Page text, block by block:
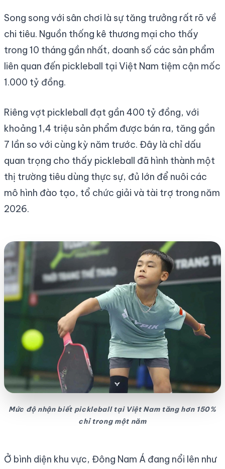
Song song với sân chơi là sự tăng trưởng rất rõ về
chi tiêu. Nguồn thống kê thương mại cho thấy
trong 10 tháng gần nhất, doanh số các sản phẩm
liên quan đến pickleball tại Việt Nam tiệm cận mốc
1.000 tỷ đồng.
Riêng vợt pickleball đạt gần 400 tỷ đồng, với
khoảng 1,4 triệu sản phẩm được bán ra, tăng gần
7 lần so với cùng kỳ năm trước. Đây là chỉ dấu
quan trọng cho thấy pickleball đã hình thành một
thị trường tiêu dùng thực sự, đủ lớn để nuôi các
mô hình đào tạo, tổ chức giải và tài trợ trong năm
2026.
Mức độ nhận biết pickleball tại Việt Nam tăng hơn 150%
chỉ trong một năm
Ở bình diện khu vực, Đông Nam Á đang nổi lên như